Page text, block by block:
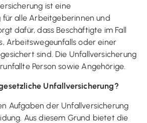
ist eine
für alle Arbeitgeberinnen und
dafür, dass Beschäftigte im Fall
Arbeitswegeunfalls oder einer
sind. Die Unfallversicherung
Person sowie Angehörige.
Unfallversicherung?
Aufgaben der Unfallversicherung
Aus diesem Grund bietet die